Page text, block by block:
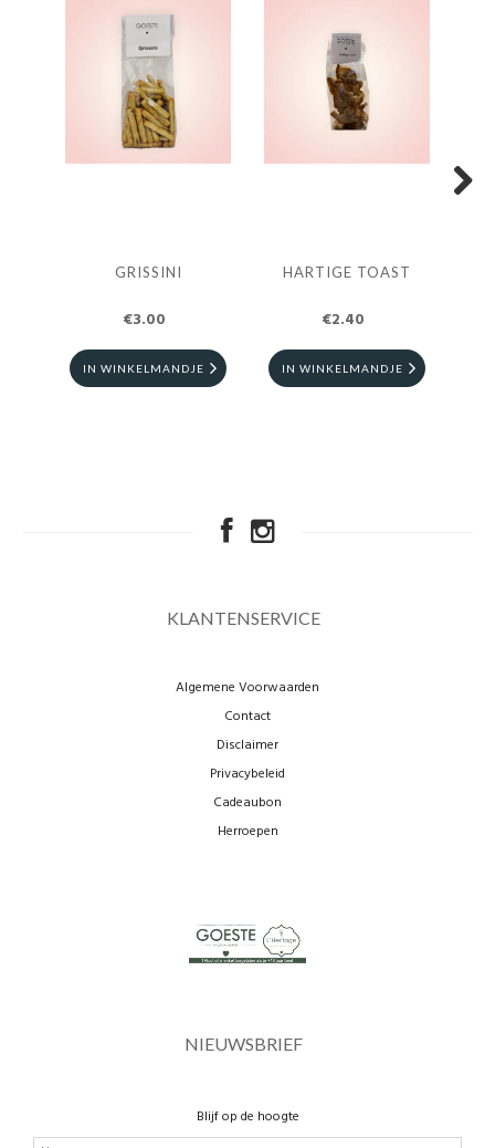
GRISSINI
€3.00
IN WINKELMANDJE
HARTIGE TOAST
€2.40
IN WINKELMANDJE
KLANTENSERVICE
Algemene Voorwaarden
Contact
Disclaimer
Privacybeleid
Cadeaubon
Herroepen
NIEUWSBRIEF
Blijf op de hoogte